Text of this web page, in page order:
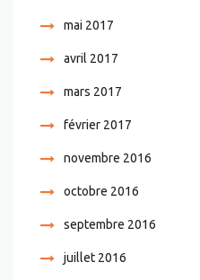
mai 2017
avril 2017
mars 2017
février 2017
novembre 2016
octobre 2016
septembre 2016
juillet 2016